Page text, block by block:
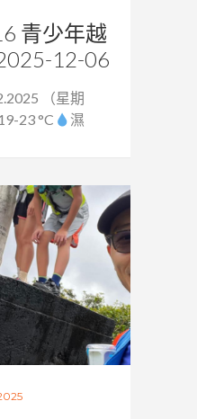
青少年越
12-06
（星期
23 °C
濕